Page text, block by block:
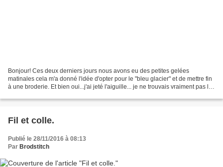
Bonjour! Ces deux derniers jours nous avons eu des petites gelées
matinales cela m'a donné l'idée d'opter pour le "bleu glacier" et de mettre fin
à une broderie. Et bien oui...j'ai jeté l'aiguille... je ne trouvais vraiment pas la
Fil et colle.
Publié le 28/11/2016 à 08:13
Par Brodstitch